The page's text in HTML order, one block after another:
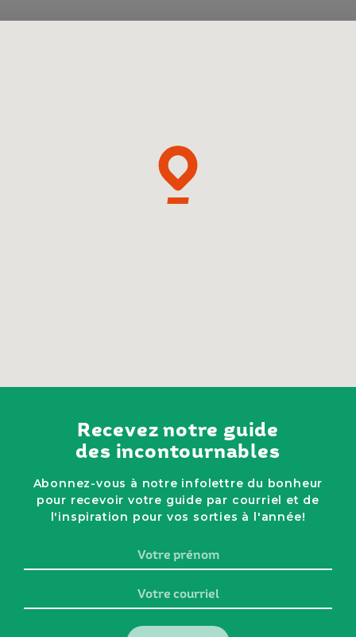
Recevez notre guide
des incontournables
Abonnez-vous à notre infolettre du bonheur
pour recevoir votre guide par courriel et de
l'inspiration pour vos sorties à l'année!
prénom
courriel